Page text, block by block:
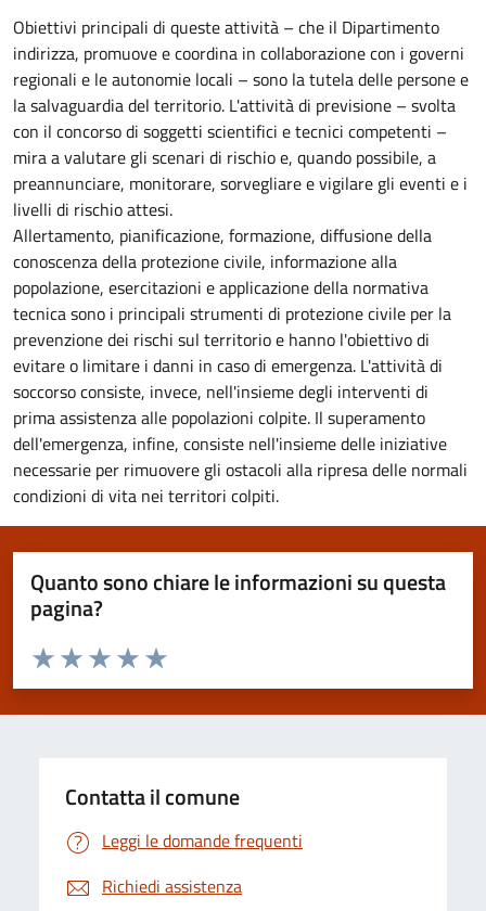
Obiettivi principali di queste attività – che il Dipartimento
indirizza, promuove e coordina in collaborazione con i governi
regionali e le autonomie locali – sono la tutela delle persone e
la salvaguardia del territorio. L'attività di previsione – svolta
con il concorso di soggetti scientifici e tecnici competenti –
mira a valutare gli scenari di rischio e, quando possibile, a
preannunciare, monitorare, sorvegliare e vigilare gli eventi e i
livelli di rischio attesi.
Allertamento, pianificazione, formazione, diffusione della
conoscenza della protezione civile, informazione alla
popolazione, esercitazioni e applicazione della normativa
tecnica sono i principali strumenti di protezione civile per la
prevenzione dei rischi sul territorio e hanno l'obiettivo di
evitare o limitare i danni in caso di emergenza. L'attività di
soccorso consiste, invece, nell'insieme degli interventi di
prima assistenza alle popolazioni colpite. Il superamento
dell'emergenza, infine, consiste nell'insieme delle iniziative
necessarie per rimuovere gli ostacoli alla ripresa delle normali
condizioni di vita nei territori colpiti.
Quanto sono chiare le informazioni su questa
pagina?
Valuta da 1 a 5 stelle la pagina
Valuta 5 stelle su 5
Valuta 4 stelle su 5
Valuta 3 stelle su 5
Valuta 2 stelle su 5
Valuta 1 stelle su 5
Contatta il comune
Leggi le domande frequenti
Richiedi assistenza